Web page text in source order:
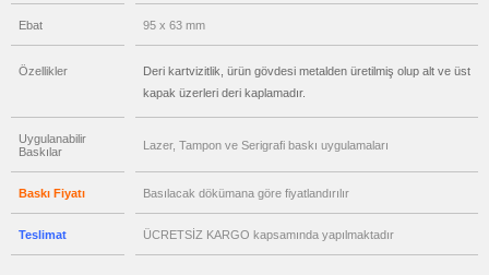
Ebat 95 x 63 mm
Özellikler
Deri kartvizitlik, ürün gövdesi metalden üretilmiş olup alt ve üst
kapak üzerleri deri kaplamadır.
Uygulanabilir
Baskılar
Lazer, Tampon ve Serigrafi baskı uygulamaları
Baskı Fiyatı Basılacak dökümana göre fiyatlandırılır
Teslimat ÜCRETSİZ KARGO kapsamında yapılmaktadır
&
promosyon
Ürünler
promosyon
promosyon
Hesap
Makinesi
Makyaj